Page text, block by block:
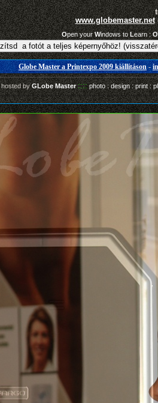
www.globemaster.net
Open yourWindows toLearn :
Globe Master a Printexpo 2009 kiállításon-
hosted byGLobe Master :::: photo : design : print :